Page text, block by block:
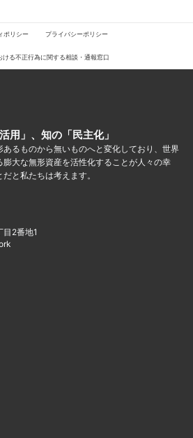
ポリシー プライバシーポリシー
ける不正行為に関する相談・通報窓口
用」、知の「民主化」
るものから無いものへと変化しており、世界
大な無形資産を活性化することが人々の幸
と私たちは考えます。
2番地1